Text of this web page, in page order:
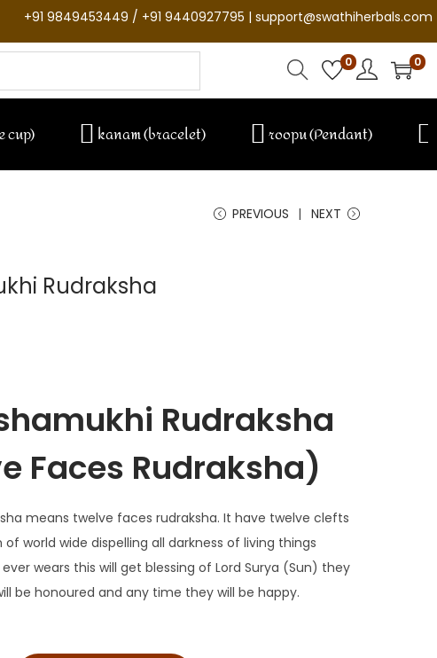
+91 9849453449 / +91 9440927795 | support@swathiherbals.com
0 0
cup) kanam (bracelet) roopu (Pendant)
PREVIOUS NEXT
Rudraksha
Rudraksha
Faces Rudraksha)
means twelve faces rudraksha. It have twelve clefts
world wide dispelling all darkness of living things
wears this will get blessing of Lord Surya (Sun) they
be honoured and any time they will be happy.